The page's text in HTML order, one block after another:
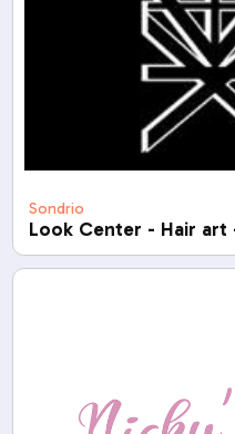
Sondrio
Look Center - Hair art